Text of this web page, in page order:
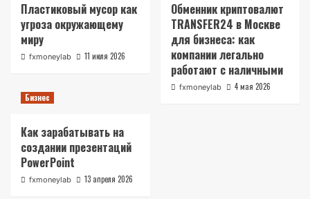
Пластиковый мусор как
угроза окружающему
миру
fxmoneylab 11 июля 2026
Обменник криптовалют
TRANSFER24 в Москве
для бизнеса: как
компании легально
работают с наличными
fxmoneylab
4 мая 2026
Бизнес
Как зарабатывать на
создании презентаций
PowerPoint
fxmoneylab 13 апреля 2026